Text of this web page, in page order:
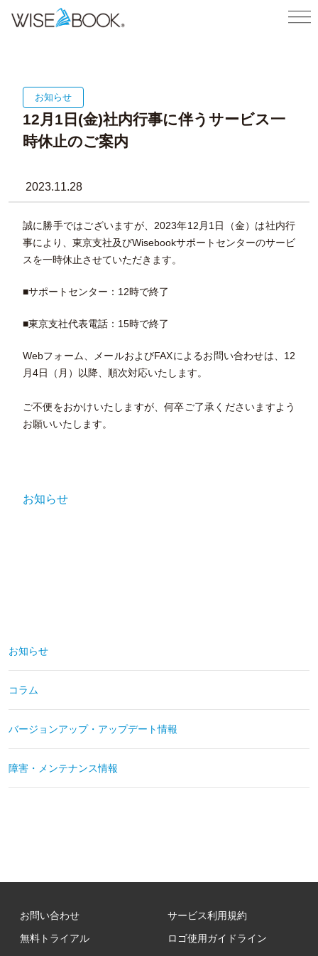
お知らせ
12月1日(金)社内行事に伴うサービス一
時休止のご案内
2023.11.28
誠に勝手ではございますが、2023年12月1日（金）は社内行
事により、東京支社及びWisebookサポートセンターのサービ
スを一時休止させていただきます。
■サポートセンター：12時で終了
■東京支社代表電話：15時で終了
Webフォーム、メールおよびFAXによるお問い合わせは、12
月4日（月）以降、順次対応いたします。
ご不便をおかけいたしますが、何卒ご了承くださいますよう
お願いいたします。
お知らせ
お知らせ
コラム
バージョンアップ・アップデート情報
障害・メンテナンス情報
お問い合わせ
無料トライアル
サービス利用規約
ロゴ使用ガイドライン